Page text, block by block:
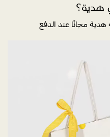
هدية؟
مجانًا عند الدفع